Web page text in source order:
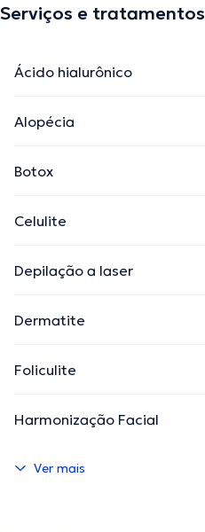
Serviços e tratamentos
Ácido hialurônico
Alopécia
Botox
Celulite
Depilação a laser
Dermatite
Foliculite
Harmonização Facial
Ver mais